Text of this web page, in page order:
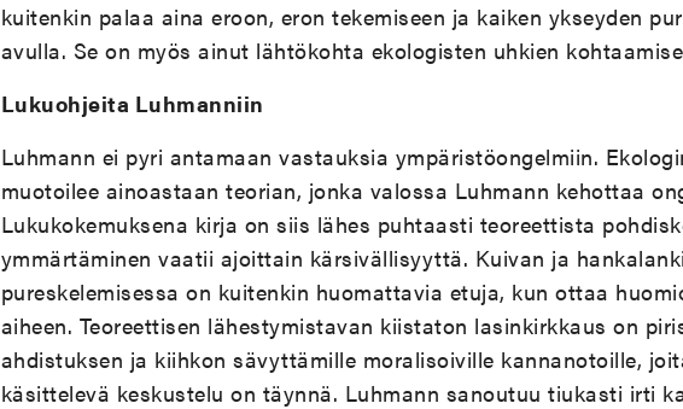
kuitenkin palaa aina eroon, eron tekemiseen ja kaiken ykseyden
avulla. Se on myös ainut lähtökohta ekologisten uhkien
Lukuohjeita Luhmanniin
Luhmann ei pyri antamaan vastauksia ympäristöongelmiin.
muotoilee ainoastaan teorian, jonka valossa Luhmann kehottaa
Lukukokemuksena kirja on siis lähes puhtaasti teoreettista
ymmärtäminen vaatii ajoittain kärsivällisyyttä. Kuivan ja
pureskelemisessa on kuitenkin huomattavia etuja, kun ottaa
aiheen. Teoreettisen lähestymistavan kiistaton lasinkirkkaus on
ahdistuksen ja kiihkon sävyttämille moralisoiville kannanotoille,
käsittelevä keskustelu on täynnä. Luhmann sanoutuu tiukasti irti